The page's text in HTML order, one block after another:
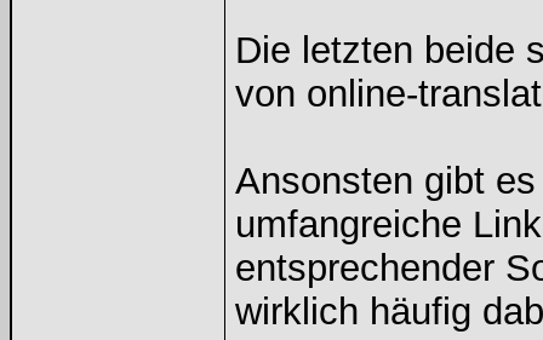
Die letzten beide
von online-
Ansonsten gibt
umfangreiche
entsprechender
wirklich häufig